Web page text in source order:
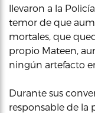
llevaron a la
temor de que
mortales, que
propio Mateen,
ningún artefacto
Durante sus
responsable de la